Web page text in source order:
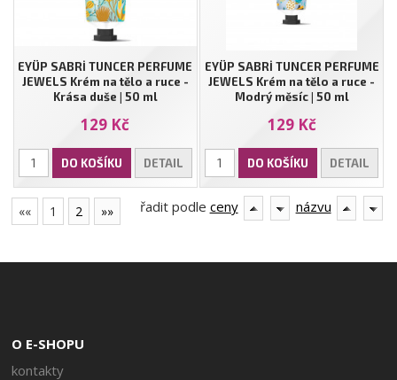
EYÜP SABRİ TUNCER PERFUME
JEWELS Krém na tělo a ruce -
Krása duše | 50 ml
129 Kč
DO KOŠÍKU DETAIL
EYÜP SABRİ TUNCER PERFUME
JEWELS Krém na tělo a ruce -
Modrý měsíc | 50 ml
129 Kč
DO KOŠÍKU DETAIL
«« 1 2 »» řadit podle ceny názvu
O E-SHOPU
kontakty